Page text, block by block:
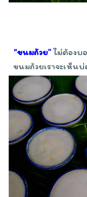
“ขนมถ้วย”ไม่ต้องบ
ขนมถ้วยเราจะเห็น